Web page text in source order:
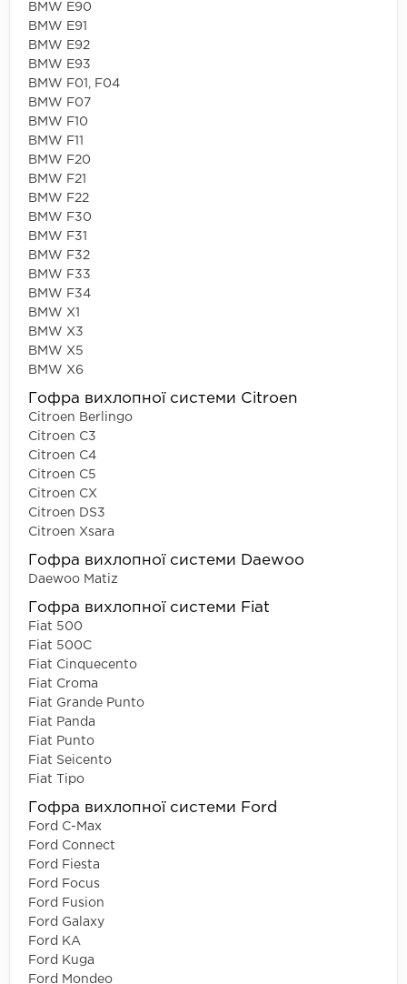
BMW E90
BMW E91
BMW E92
BMW E93
BMW F01, F04
BMW F07
BMW F10
BMW F11
BMW F20
BMW F21
BMW F22
BMW F30
BMW F31
BMW F32
BMW F33
BMW F34
BMW X1
BMW X3
BMW X5
BMW X6
Гофра вихлопної системи Citroen
Citroen Berlingo
Citroen C3
Citroen C4
Citroen C5
Citroen CX
Citroen DS3
Citroen Xsara
Гофра вихлопної системи Daewoo
Daewoo Matiz
Гофра вихлопної системи Fiat
Fiat 500
Fiat 500C
Fiat Cinquecento
Fiat Croma
Fiat Grande Punto
Fiat Panda
Fiat Punto
Fiat Seicento
Fiat Tipo
Гофра вихлопної системи Ford
Ford C-Max
Ford Connect
Ford Fiesta
Ford Focus
Ford Fusion
Ford Galaxy
Ford KA
Ford Kuga
Ford Mondeo